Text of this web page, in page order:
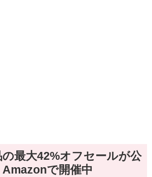
最大42%オフセールが公
で開催中